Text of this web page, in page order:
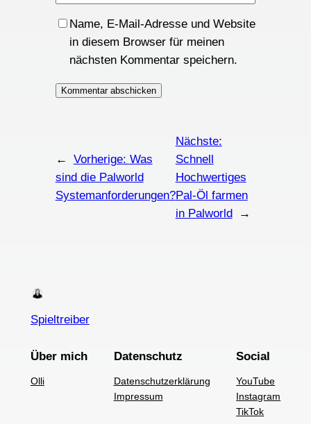
Name, E-Mail-Adresse und Website
in diesem Browser für meinen
nächsten Kommentar speichern.
← Vorherige: Was
sind die Palworld
Systemanforderungen?
Nächste:
Schnell
Hochwertiges
Pal-Öl farmen
in Palworld
→
Spieltreiber
Über mich
Olli
Datenschutz
Datenschutzerklärung
Impressum
Social
YouTube
Instagram
TikTok